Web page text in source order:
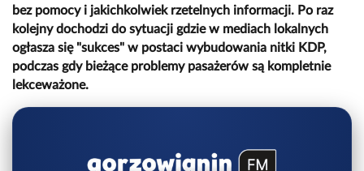
bez pomocy i jakichkolwiek rzetelnych informacji. Po raz
kolejny dochodzi do sytuacji gdzie w mediach lokalnych
ogłasza się "sukces" w postaci wybudowania nitki KDP,
podczas gdy bieżące problemy pasażerów są kompletnie
lekceważone.